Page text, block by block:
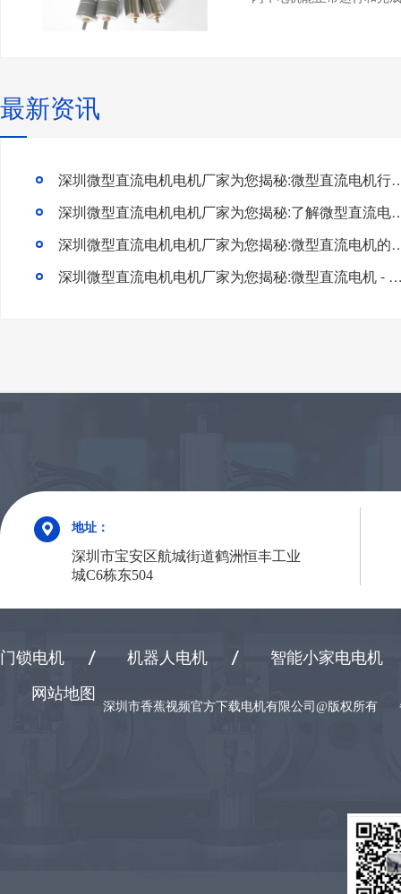
最新资讯
深圳微型直流电机电机厂家为您
深圳微型直流电机电机厂家为您揭
深圳微型直流电机电机厂家为
深圳微型直流电机电机厂家为您揭秘:微型直
地址：
深圳市宝安区航城街道鹤洲恒丰工业
城C6栋东504
门锁电机 机器人电机
智能小家电电机
网站地图
深圳市香蕉视频官方下载电机有限公司@版权所有